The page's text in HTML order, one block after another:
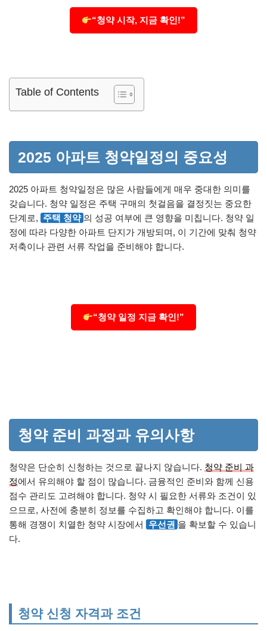
“청약 시작, 지금 확인!”
Table of Contents
2025 아파트 청약일정의 중요성
2025 아파트 청약일정은 많은 사람들에게 매우 중대한 의미를
갖습니다. 청약 일정은 주택 구매의 첫걸음을 결정짓는 중요한
단계로, 주택 청약 의 성공 여부에 큰 영향을 미칩니다. 청약 일
정에 따라 다양한 아파트 단지가 개방되며, 이 기간에 맞춰 청약
저축이나 관련 서류 작업을 준비해야 합니다.
“청약 일정 지금 확인!”
청약 준비 과정과 유의사항
청약은 단순히 신청하는 것으로 끝나지 않습니다. 청약 준비 과
정에서 유의해야 할 점이 많습니다. 금융적인 준비와 함께 신용
점수 관리도 고려해야 합니다. 청약 시 필요한 서류와 조건이 있
으므로, 사전에 충분히 정보를 수집하고 확인해야 합니다. 이를
통해 경쟁이 치열한 청약 시장에서
우선권 을 확보할 수 있습니
다.
청약 신청 자격과 조건